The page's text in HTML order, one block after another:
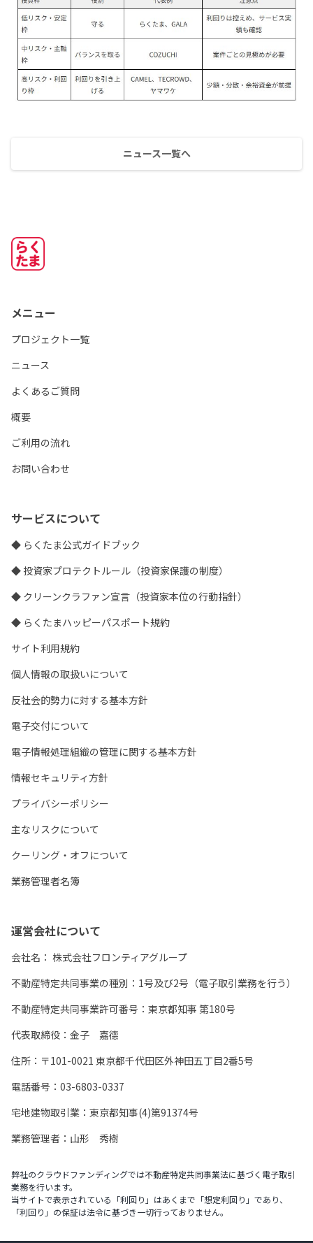
ニュース一覧へ
メニュー
プロジェクト一覧
ニュース
よくあるご質問
概要
ご利用の流れ
お問い合わせ
サービスについて
◆ らくたま公式ガイドブック
◆ 投資家プロテクトルール（投資家保護の制度）
◆ クリーンクラファン宣言（投資家本位の行動指針）
◆ らくたまハッピーパスポート規約
サイト利用規約
個人情報の取扱いについて
反社会的勢力に対する基本方針
電子交付について
電子情報処理組織の管理に関する基本方針
情報セキュリティ方針
プライバシーポリシー
主なリスクについて
クーリング・オフについて
業務管理者名簿
運営会社について
会社名： 株式会社フロンティアグループ
不動産特定共同事業の種別：1号及び2号（電子取引業務を行う）
不動産特定共同事業許可番号：東京都知事 第180号
代表取締役：金子 嘉德
住所：〒101-0021 東京都千代田区外神田五丁目2番5号
電話番号：03-6803-0337
宅地建物取引業：東京都知事(4)第91374号
業務管理者：山形 秀樹
弊社のクラウドファンディングでは不動産特定共同事業法に基づく電子取引
業務を行います。
当サイトで表示されている「利回り」はあくまで「想定利回り」であり、
「利回り」の保証は法令に基づき一切行っておりません。